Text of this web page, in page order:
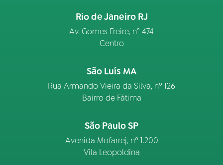
Rio de Janeiro RJ
Av. Gomes Freire, n° 474
Centro
São Luís MA
Rua Armando Vieira da Silva, nº 126
Bairro de Fátima
São Paulo SP
Avenida Mofarrej, nº 1.200
Vila Leopoldina